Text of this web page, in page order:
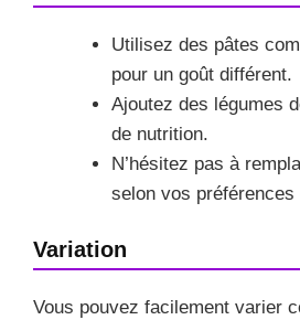
Utilisez des pâtes
pour un goût différent.
Ajoutez des légumes
de nutrition.
N’hésitez pas à
selon vos préférences
Variation
Vous pouvez facilement varier